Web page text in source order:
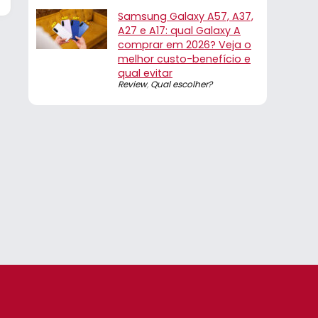
Samsung Galaxy A57, A37,
A27 e A17: qual Galaxy A
comprar em 2026? Veja o
melhor custo-benefício e
qual evitar
Review, Qual escolher?